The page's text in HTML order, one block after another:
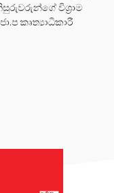
විශ්‍රාම
කෘත්‍යාධිකාරී